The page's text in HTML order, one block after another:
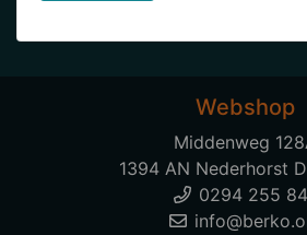
Webshop
Middenweg
1394 AN Nederhorst
0294 255